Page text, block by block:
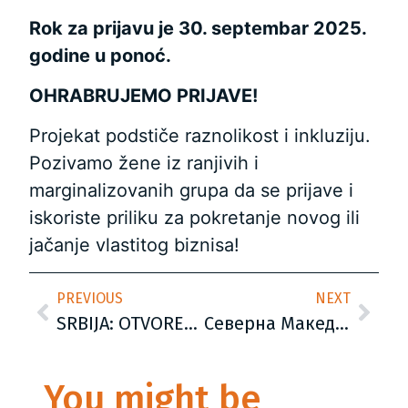
Rok za prijavu je 30. septembar 2025.
godine u ponoć.
OHRABRUJEMO PRIJAVE!
Projekat podstiče raznolikost i inkluziju.
Pozivamo žene iz ranjivih i
marginalizovanih grupa da se prijave i
iskoriste priliku za pokretanje novog ili
jačanje vlastitog biznisa!
PREVIOUS
SRBIJA: OTVOREN POZIV ZA UČEŠĆE U PROGRAMU PODRŠKE ŽENSKOM PREDUZETNIŠTVU
NEXT
Северна Македонија: ОТВОРЕН ПОВИК ЗА УЧЕСТВО ВО ПРОГРАМА ЗА ПОДДРШКА НА ЖЕНСКОТО ПРЕТПРИЕМНИШТВО
You might be